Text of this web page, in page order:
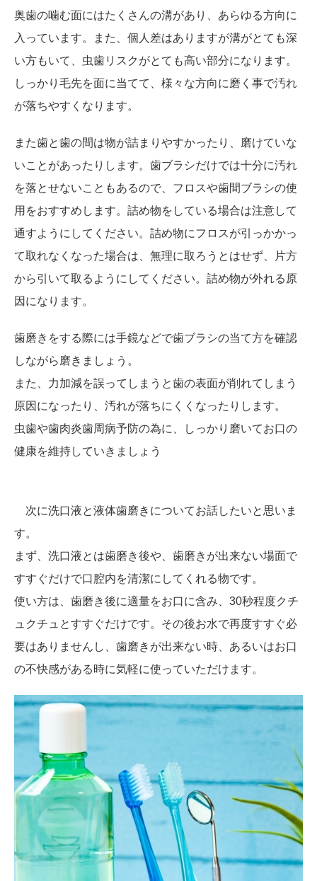
奥歯の噛む面にはたくさんの溝があり、あらゆる方向に
入っています。また、個人差はありますが溝がとても深
い方もいて、虫歯リスクがとても高い部分になります。
しっかり毛先を面に当てて、様々な方向に磨く事で汚れ
が落ちやすくなります。
また歯と歯の間は物が詰まりやすかったり、磨けていな
いことがあったりします。歯ブラシだけでは十分に汚れ
を落とせないこともあるので、フロスや歯間ブラシの使
用をおすすめします。詰め物をしている場合は注意して
通すようにしてください。詰め物にフロスが引っかかっ
て取れなくなった場合は、無理に取ろうとはせず、片方
から引いて取るようにしてください。詰め物が外れる原
因になります。
歯磨きをする際には手鏡などで歯ブラシの当て方を確認
しながら磨きましょう。
また、力加減を誤ってしまうと歯の表面が削れてしまう
原因になったり、汚れが落ちにくくなったりします。
虫歯や歯肉炎歯周病予防の為に、しっかり磨いてお口の
健康を維持していきましょう
次に洗口液と液体歯磨きについてお話したいと思いま
す。
まず、洗口液とは歯磨き後や、歯磨きが出来ない場面で
すすぐだけで口腔内を清潔にしてくれる物です。
使い方は、歯磨き後に適量をお口に含み、30秒程度クチ
ュクチュとすすぐだけです。その後お水で再度すすぐ必
要はありませんし、歯磨きが出来ない時、あるいはお口
の不快感がある時に気軽に使っていただけます。